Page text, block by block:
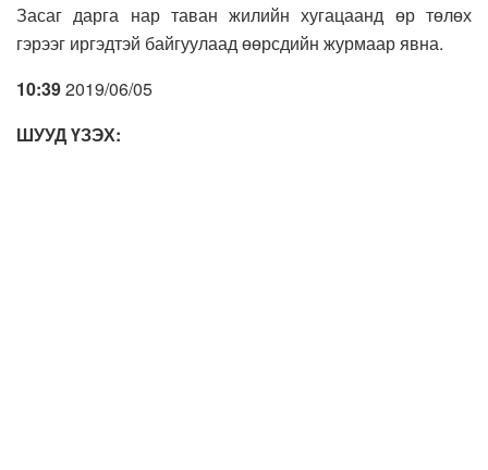
Засаг дарга нар таван жилийн хугацаанд өр төлөх
гэрээг иргэдтэй байгуулаад өөрсдийн журмаар явна.
10:392019/06/05
ШУУД ҮЗЭХ: